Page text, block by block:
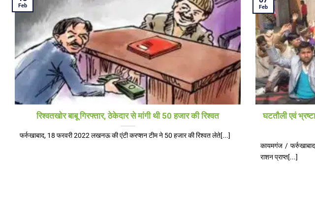
रिश्वतखोर बाबू गिरफ्तार, ठेकेदार से मांगी थी 50 हजार की रिश्वत
फर्रुखाबाद, 18 फरवरी 2022 लखनऊ की एंटी करप्शन टीम ने 50 हजार की रिश्वत लेते[...]
Feb
घटतौली एवं
कायमगंज /
राशन प्राप्त[...]
Feb